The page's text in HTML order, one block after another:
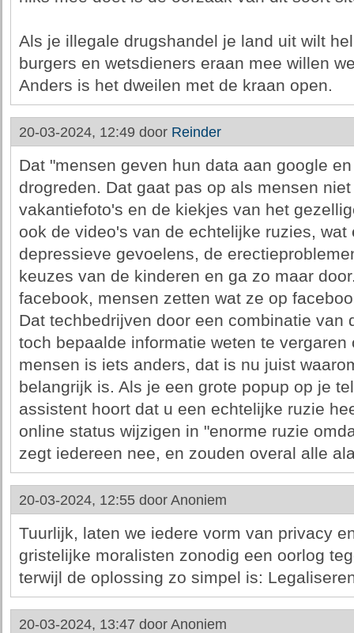
Als je illegale drugshandel je land uit wilt
burgers en wetsdieners eraan mee willen
Anders is het dweilen met de kraan open.
20-03-2024, 12:49 door Reinder
Dat "mensen geven hun data aan google
drogreden. Dat gaat pas op als mensen
vakantiefoto's en de kiekjes van het
ook de video's van de echtelijke ruzies,
depressieve gevoelens, de
keuzes van de kinderen en ga zo maar
facebook, mensen zetten wat ze op
Dat techbedrijven door een combinatie van
toch bepaalde informatie weten te
mensen is iets anders, dat is nu juist
belangrijk is. Als je een grote popup op je
assistent hoort dat u een echtelijke ruzie
online status wijzigen in "enorme ruzie
zegt iedereen nee, en zouden overal alle
20-03-2024, 12:55 door Anoniem
Tuurlijk, laten we iedere vorm van privacy
gristelijke moralisten zonodig een oorlog
terwijl de oplossing zo simpel is:
20-03-2024, 13:47 door Anoniem